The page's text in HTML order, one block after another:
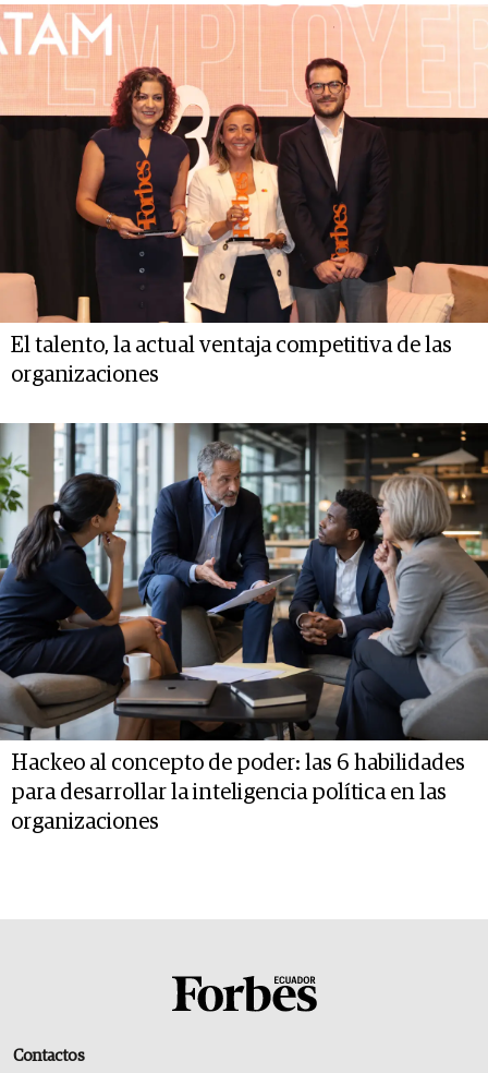
El talento, la actual ventaja competitiva de las
organizaciones
Hackeo al concepto de poder: las 6 habilidades
para desarrollar la inteligencia política en las
organizaciones
Contactos